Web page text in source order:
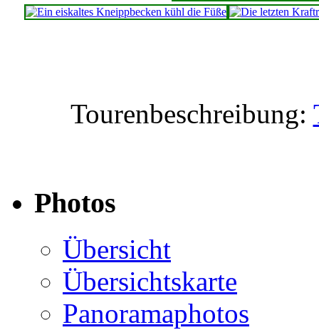
Tourenbeschreibung:
Photos
Übersicht
Übersichtskarte
Panoramaphotos